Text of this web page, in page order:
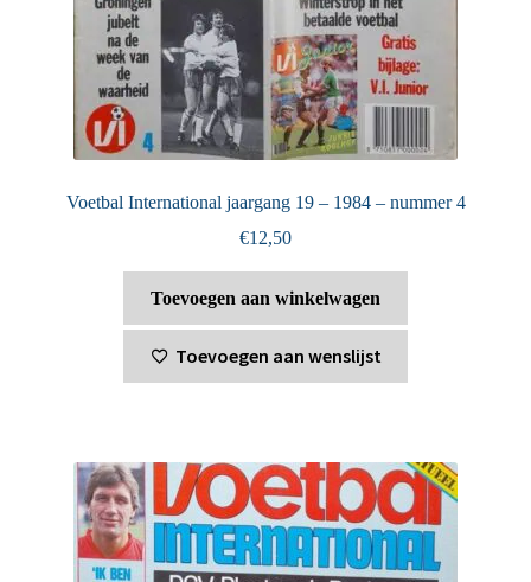
Voetbal International jaargang 19 – 1984 – nummer 4
€12,50
Toevoegen aan winkelwagen
Toevoegen aan wenslijst